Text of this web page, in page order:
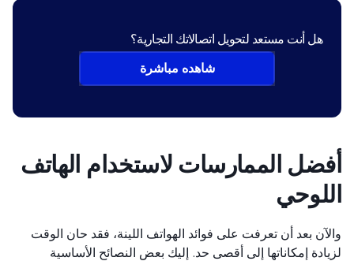
هل أنت مستعد لتحويل اتصالاتك التجارية؟
شاهده مباشرة
الممارسات لاستخدام الهاتف
بعد أن تعرفت على فوائد الهواتف اللينة، فقد حان الوقت
إمكاناتها إلى أقصى حد. إليك بعض النصائح الأساسية